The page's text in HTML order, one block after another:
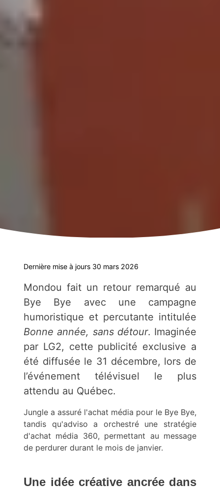
Dernière mise à jours 30 mars 2026
Mondou fait un retour remarqué au
Bye Bye avec une campagne
humoristique et percutante intitulée
Bonne année, sans détour. Imaginée
par LG2, cette publicité exclusive a
été diffusée le 31 décembre, lors de
l’événement télévisuel le plus
attendu au Québec.
Jungle a assuré l'achat média pour le Bye Bye,
tandis qu'adviso a orchestré une stratégie
d'achat média 360, permettant au message
de perdurer durant le mois de janvier.
Une idée créative ancrée dans